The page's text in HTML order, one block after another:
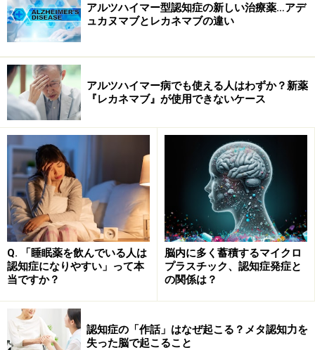
アルツハイマー病のリスクと、ヘルペスウ
イルス感染の関係
「アルツハイマー病がウイルス感染、とくにヘルペスウ
イルス感染によって引き起こされる」という考えは、
1980年代に提唱されました。当初は何の証拠もなく、一
部の研究者が思いついた仮説にすぎませんでした。
ヘルペスは、ギリシャ語で「這う」という意味のHerpes
が語源で、古くは、カビが引き起こす皮膚病や、 丹毒や
皮膚がんのように皮膚に這うようにして拡大する皮膚疾
アルツハイマー型認知症の新しい治療薬…アデ
ュカヌマブとレカネマブの違い
アルツハイマー病でも使える人はわずか？新薬
『レカネマブ』が使用できないケース
Q. 「睡眠薬を飲んでいる人は
認知症になりやすい」って本
当ですか？
脳内に多く蓄積するマイクロ
プラスチック、認知症発症と
の関係は？
認知症の「作話」はなぜ起こる？メタ認知力を
失った脳で起こること